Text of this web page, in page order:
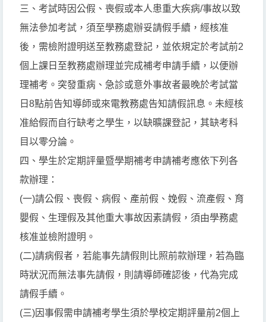
三、考試時因公假、喪假或本人患重大疾病/事故以致
無法參加考試，須至學務處辦妥請假手續，經核准
後，需檢附證明送至教務處登記，並依規定於考試前2
個上課日至教務處辦理並完成補考申請手續，以便辦
理補考。突發重病、急診或意外事故者最晚於考試當
日8點前告知導師或來電教務處告知請假訊息。未經核
准給假而自行缺考之學生，以缺曠課登記，其缺考科
目以零分論。
四、學生於定期評量暨學期補考申請補考應依下列各
款辦理：
(一)請公假、喪假、病假、產前假、娩假、流產假、育
嬰假、生理假及其他重大事故因素請假，須由學務處
核准並檢附證明。
(二)請病假者，若能事先請假則比照前款辦理，若為臨
時狀況而無法事先請假，則請導師確認後，代為完成
請假手續。
(三)因事假需申請補考學生須於學校定期評量前2個上